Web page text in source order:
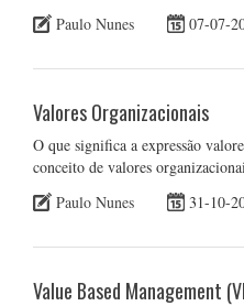
Paulo Nunes
07-07-
Valores Organizacionais
O que significa a expressão
conceito de valores
Paulo Nunes
31-10-
Value Based Management